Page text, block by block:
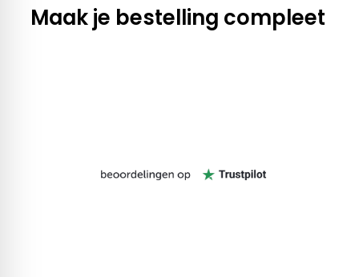
Maak je bestelling compleet